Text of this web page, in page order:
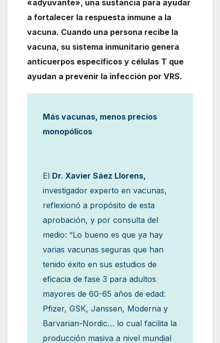
«adyuvante», una sustancia para ayudar
a fortalecer la respuesta inmune a la
vacuna. Cuando una persona recibe la
vacuna, su sistema inmunitario genera
anticuerpos específicos y células T que
ayudan a prevenir la infección por VRS.
Más vacunas, menos precios
monopólicos
El Dr. Xavier Sáez Llorens,
investigador experto en vacunas,
reflexionó a propósito de esta
aprobación, y por consulta del
medio: “Lo bueno es que ya hay
varias vacunas seguras que han
tenido éxito en sus estudios de
eficacia de fase 3 para adultos
mayores de 60-65 años de edad:
Pfizer, GSK, Janssen, Moderna y
Barvarian-Nordic… lo cual facilita la
producción masiva a nivel mundial